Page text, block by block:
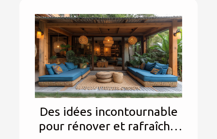
Des idées incontournable
pour rénover et rafraîchir